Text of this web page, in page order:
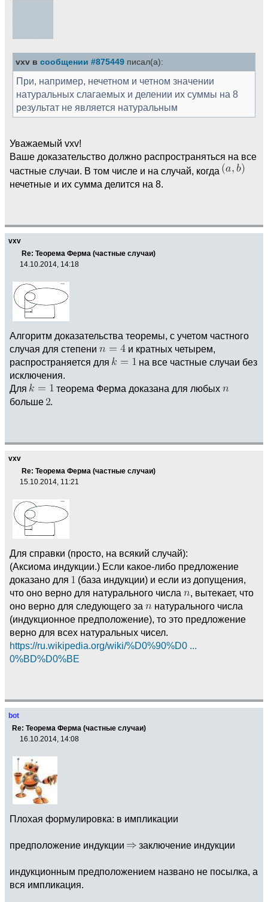
vxv в сообщении #875449 писал(а):
При, например, нечетном и четном значении
натуральных слагаемых и делении их суммы на 8
результат не является натуральным
Уважаемый vxv!
Ваше доказательство должно распространяться на все
частные случаи. В том числе и на случай, когда
нечетные и их сумма делится на 8.
vxv
Re: Теорема Ферма (частные случаи)
14.10.2014, 14:18
Алгоритм доказательства теоремы, с учетом частного
случая для степени
и кратных четырем,
распространяется для
на все частные случаи без
исключения.
Для
теорема Ферма доказана для любых
больше
.
vxv
Re: Теорема Ферма (частные случаи)
15.10.2014, 11:21
Для справки (просто, на всякий случай):
(Аксиома индукции.) Если какое-либо предложение
доказано для
(база индукции) и если из допущения,
что оно верно для натурального числа
, вытекает, что
оно верно для следующего за
натурального числа
(индукционное предположение), то это предложение
верно для всех натуральных чисел.
https://ru.wikipedia.org/wiki/%D0%90%D0 ...
0%BD%D0%BE
bot
Re: Теорема Ферма (частные случаи)
16.10.2014, 14:08
Плохая формулировка: в импликации
предположение индукции заключение индукции
индукционным предположением названо не посылка, а
вся импликация.